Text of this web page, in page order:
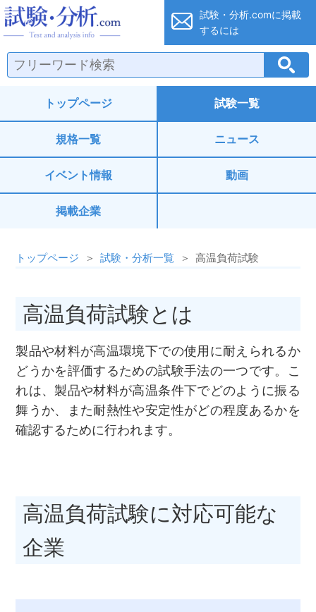
試験・分析
試験・分析.comに掲載
するには
トップページ 試験一覧
規格一覧 ニュース
イベント情報 動画
掲載企業
トップページ 試験・分析一覧 高温負荷試験
高温負荷試験とは
製品や材料が高温環境下での使用に耐えられるか
どうかを評価するための試験手法の一つです。こ
れは、製品や材料が高温条件下でどのように振る
舞うか、また耐熱性や安定性がどの程度あるかを
確認するために行われます。
高温負荷試験に対応可能な
企業